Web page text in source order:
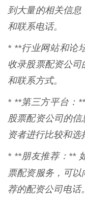
到大量的相关信
和联系电话。
* **行业网站和论
收录股票配资公
和联系方式。
* **第三方平台：
股票配资公司的
资者进行比较和选
* **朋友推荐：**
票配资服务，可以
荐的配资公司电话。